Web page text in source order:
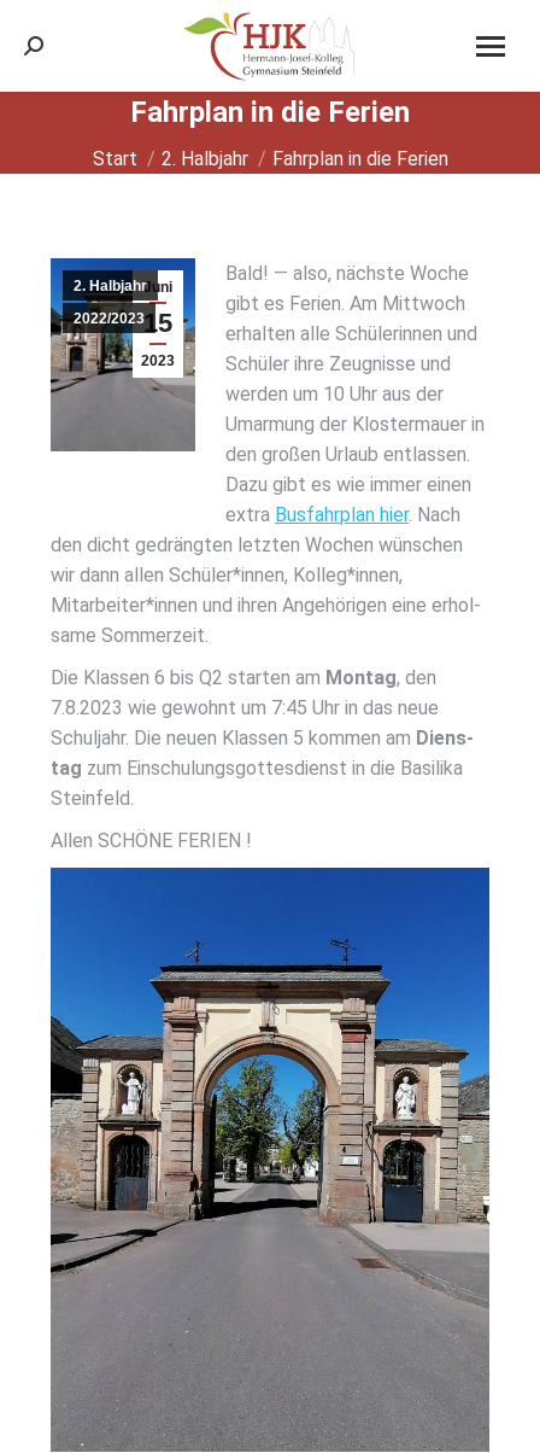
Search:
Fahr­plan in die Feri­en
Sie befinden sich hier:
Start 2. Halbjahr Fahr­plan in die Feri­en
Juni
15
2023
2. Halbjahr
2022/2023
Bald! — also, nächs­te Woche
gibt es Feri­en. Am Mitt­woch
erhal­ten alle Schü­le­rin­nen und
Schü­ler ihre Zeug­nis­se und
wer­den um 10 Uhr aus der
Umar­mung der Klos­ter­mau­er in
den gro­ßen Urlaub ent­las­sen.
Dazu gibt es wie immer einen
extra Bus­fahr­plan hier. Nach
den dicht gedräng­ten letz­ten Wochen wün­schen
wir dann allen Schüler*innen, Kolleg*innen,
Mitarbeiter*innen und ihren Ange­hö­ri­gen eine erhol­
sa­me Som­mer­zeit.
Die Klas­sen 6 bis Q2 star­ten am Mon­tag, den
7.8.2023 wie gewohnt um 7:45 Uhr in das neue
Schul­jahr. Die neu­en Klas­sen 5 kom­men am Diens­
tag zum Ein­schu­lungs­got­tes­dienst in die Basi­li­ka
Stein­feld.
Allen SCHÖ­NE FERI­EN !